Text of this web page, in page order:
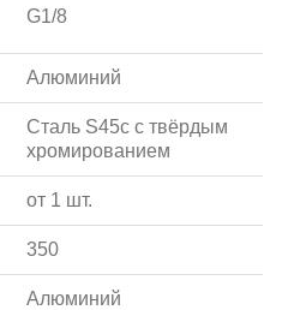
G1/8
Алюминий
Сталь S45c с твёрдым
хромированием
от 1 шт.
350
Алюминий